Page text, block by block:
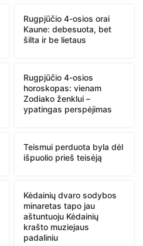
Rugpjūčio 4-osios orai
Kaune: debesuota, bet
šilta ir be lietaus
Rugpjūčio 4-osios
horoskopas: vienam
Zodiako ženklui –
ypatingas perspėjimas
Teismui perduota byla dėl
išpuolio prieš teisėją
Kėdainių dvaro sodybos
minaretas tapo jau
aštuntuoju Kėdainių
krašto muziejaus
padaliniu